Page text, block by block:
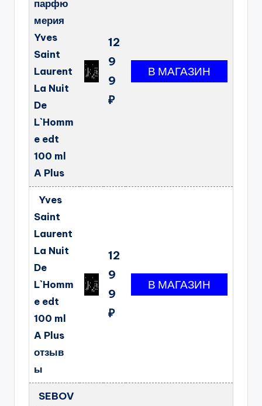
парфю
мерия
Yves
Saint
Laurent
La Nuit
De
L`Homm
e edt
100 ml
A Plus
12
9
9
₽
Yves
Saint
Laurent
La Nuit
De
L`Homm
e edt
100 ml
A Plus
отзыв
ы
12
9
9
₽
SEBOV